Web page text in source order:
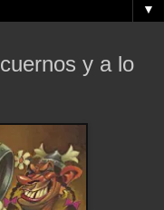
▼
y a lo